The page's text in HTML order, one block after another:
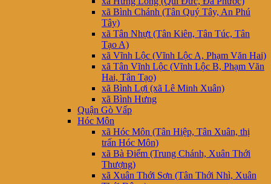
xã Bình Chánh (Tân Quý Tây, An Phú
Tây)
xã Tân Nhựt (Tân Kiên, Tân Túc, Tân
Tạo A)
xã Vĩnh Lộc (Vĩnh Lộc A, Phạm Văn Hai)
xã Tân Vĩnh Lộc (Vĩnh Lộc B, Phạm Văn
Hai, Tân Tạo)
xã Bình Lợi (xã Lê Minh Xuân)
xã Bình Hưng
Quận Gò Vấp
Hóc Môn
xã Hóc Môn (Tân Hiệp, Tân Xuân, thị
trấn Hóc Môn)
xã Bà Điểm (Trung Chánh, Xuân Thới
Thượng)
xã Xuân Thới Sơn (Tân Thới Nhì, Xuân